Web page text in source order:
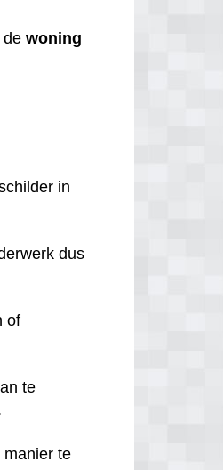
dewoning
in
dus
of
te
manier te